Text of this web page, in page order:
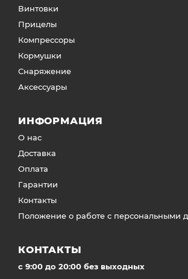
Винтовки
Прицелы
Компрессоры
Кормушки
Снаряжение
Аксессуары
ИНФОРМАЦИЯ
О нас
Доставка
Оплата
Гарантии
Контакты
Положение о работе с персональными
КОНТАКТЫ
c 9:00 до 20:00 без выходных